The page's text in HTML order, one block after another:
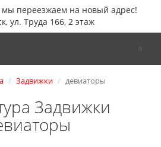
переезжаем на новый адрес!
ул. Труда 166, 2 этаж
Задвижки девиаторы
Задвижки